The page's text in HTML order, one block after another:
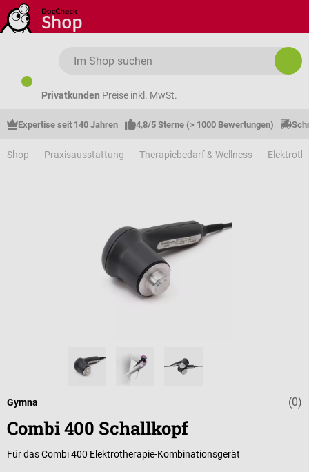
Zum Hauptinhalt springen
Privatkunden Preise inkl. MwSt.
Expertise seit 140 Jahren 4,8/5 Sterne (> 1000 Bewertungen)
Shop Praxisausstattung Therapiebedarf & Wellness
(0)
Gymna
Combi 400 Schallkopf
Für das Combi 400 Elektrotherapie-Kombinationsgerät